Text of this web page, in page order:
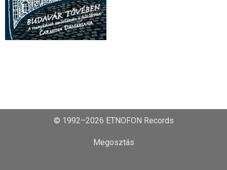
© 1992–2026 ETNOFON Records
Megosztás